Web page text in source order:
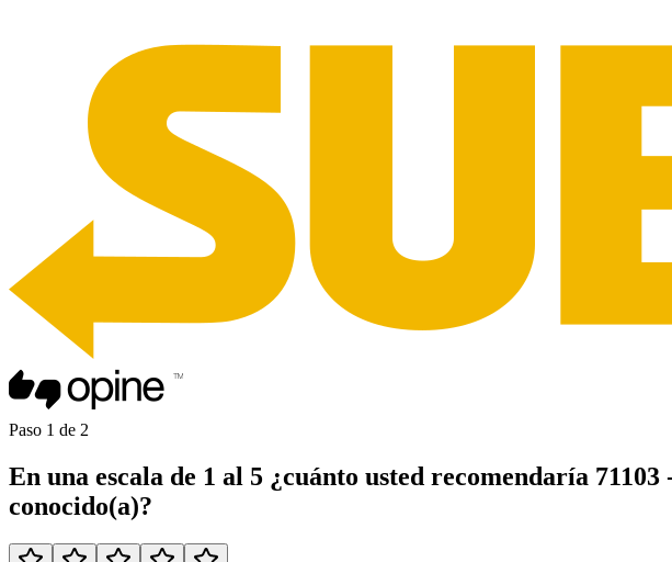
Paso 1 de 2
En una escala de 1 al 5 ¿cuánto usted recomendaría
conocido(a)?